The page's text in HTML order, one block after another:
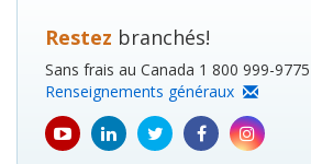
Restez branchés!
Sans frais au Canada 1 800 999-9775
Renseignements généraux
youtube
icon
Linkedin
icon
Twitter
icon
Facebook
icon
Instagram
icon